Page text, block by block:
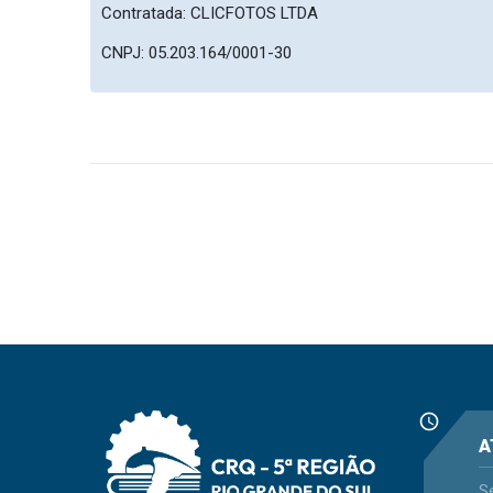
Contratada:CLICFOTOS LTDA
CNPJ: 05.203.164/0001-30
schedule